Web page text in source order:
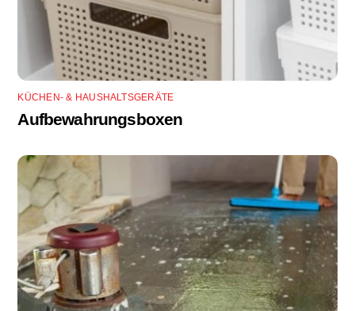
KÜCHEN- & HAUSHALTSGERÄTE
Aufbewahrungsboxen